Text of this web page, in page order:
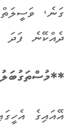
ގަނެ،
ދެއްކޭނެ ފަދަ
އޭއައިގެ